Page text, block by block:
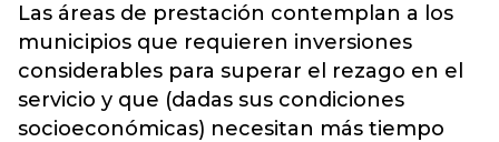
Las áreas de prestación contemplan a los
municipios que requieren inversiones
considerables para superar el rezago en el
servicio y que (dadas sus condiciones
socioeconómicas) necesitan más tiempo